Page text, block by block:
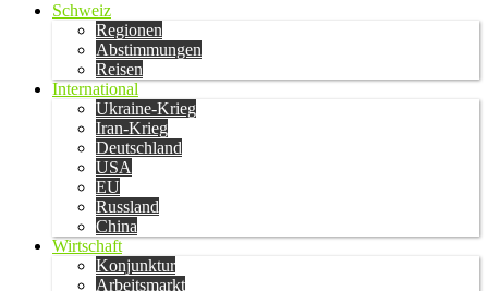
Schweiz
Regionen
Abstimmungen
Reisen
International
Ukraine-Krieg
Iran-Krieg
Deutschland
USA
EU
Russland
China
Wirtschaft
Konjunktur
Arbeitsmarkt